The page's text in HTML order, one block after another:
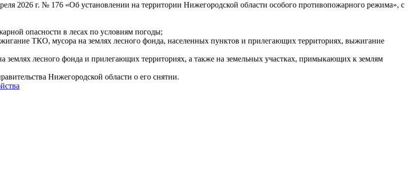
2026 г. № 176 «Об установлении на территории Нижегородской области особого противопожарного режима», с
опасности в лесах по условиям погоды;
ТКО, мусора на землях лесного фонда, населенных пунктов и прилегающих территориях, выжигание
землях лесного фонда и прилегающих территориях, а также на земельных участках, примыкающих к землям
Нижегородской области о его снятии.